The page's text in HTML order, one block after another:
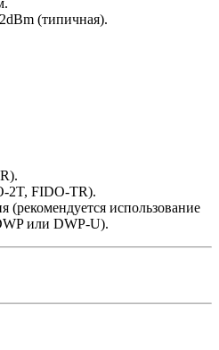
(типичная).
2T, FIDO-TR).
(рекомендуется использование
или DWP-U).